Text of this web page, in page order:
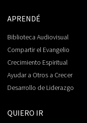
APRENDÉ
Biblioteca Audiovisual
Compartir el Evangelio
Crecimiento Espiritual
Ayudar a Otros a Crecer
Desarrollo de Liderazgo
QUIERO IR